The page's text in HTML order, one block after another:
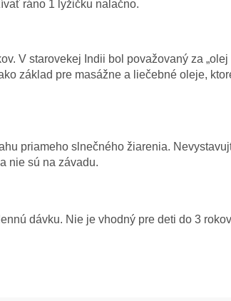
ráno 1 lyžičku nalačno.
V starovekej Indii bol považovaný za
základ pre masážne a liečebné oleje,
priameho slnečného žiarenia.
nie sú na závadu.
dávku. Nie je vhodný pre deti do 3